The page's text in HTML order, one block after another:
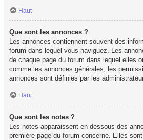
Haut
Que sont les annonces ?
Les annonces contiennent souvent des
forum dans lequel vous naviguez. Les
de chaque page du forum dans lequel elles
comme les annonces générales, les
annonces sont définies par les
Haut
Que sont les notes ?
Les notes apparaissent en dessous des
première page du forum concerné. Elles